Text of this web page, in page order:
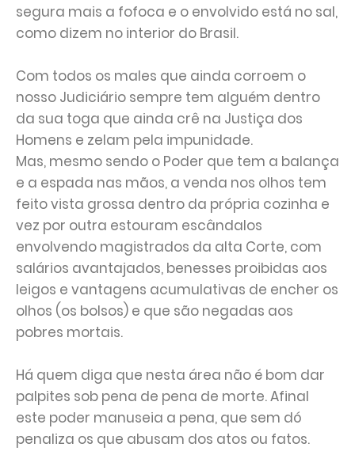
segura mais a fofoca e o envolvido está no sal,
como dizem no interior do Brasil.
Com todos os males que ainda corroem o
nosso Judiciário sempre tem alguém dentro
da sua toga que ainda crê na Justiça dos
Homens e zelam pela impunidade.
Mas, mesmo sendo o Poder que tem a balança
e a espada nas mãos, a venda nos olhos tem
feito vista grossa dentro da própria cozinha e
vez por outra estouram escândalos
envolvendo magistrados da alta Corte, com
salários avantajados, benesses proibidas aos
leigos e vantagens acumulativas de encher os
olhos (os bolsos) e que são negadas aos
pobres mortais.
Há quem diga que nesta área não é bom dar
palpites sob pena de pena de morte. Afinal
este poder manuseia a pena, que sem dó
penaliza os que abusam dos atos ou fatos.